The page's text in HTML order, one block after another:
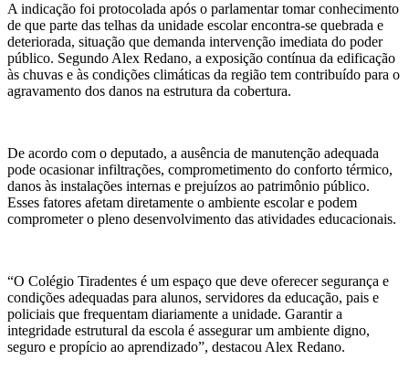
A indicação foi protocolada após o parlamentar tomar conhecimento
de que parte das telhas da unidade escolar encontra-se quebrada e
deteriorada, situação que demanda intervenção imediata do poder
público. Segundo Alex Redano, a exposição contínua da edificação
às chuvas e às condições climáticas da região tem contribuído para o
agravamento dos danos na estrutura da cobertura.
De acordo com o deputado, a ausência de manutenção adequada
pode ocasionar infiltrações, comprometimento do conforto térmico,
danos às instalações internas e prejuízos ao patrimônio público.
Esses fatores afetam diretamente o ambiente escolar e podem
comprometer o pleno desenvolvimento das atividades educacionais.
“O Colégio Tiradentes é um espaço que deve oferecer segurança e
condições adequadas para alunos, servidores da educação, pais e
policiais que frequentam diariamente a unidade. Garantir a
integridade estrutural da escola é assegurar um ambiente digno,
seguro e propício ao aprendizado”, destacou Alex Redano.